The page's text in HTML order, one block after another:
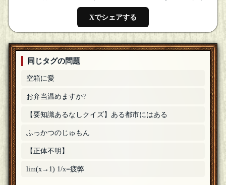
[18年07月02日 00:32]
ハルキ
ご参加ありがとうございます[18年07月01日 22:53]
参加させていただきます
ハルキ
[１問正解]
参加します[18年07月01日 11:51]
ハルキ
ご参加ありがとうございます
Xでシェアする
同じタグの問題
空箱に愛
お弁当温めますか?
【要知識あるなしクイズ】ある都市にはある
ふっかつのじゅもん
【正体不明】
lim(x→1) 1/x=疲弊